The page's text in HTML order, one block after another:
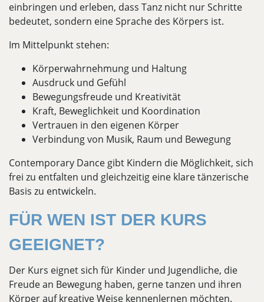
einbringen und erleben, dass Tanz nicht nur Schritte
bedeutet, sondern eine Sprache des Körpers ist.
Im Mittelpunkt stehen:
Körperwahrnehmung und Haltung
Ausdruck und Gefühl
Bewegungsfreude und Kreativität
Kraft, Beweglichkeit und Koordination
Vertrauen in den eigenen Körper
Verbindung von Musik, Raum und Bewegung
Contemporary Dance gibt Kindern die Möglichkeit, sich
frei zu entfalten und gleichzeitig eine klare tänzerische
Basis zu entwickeln.
FÜR WEN IST DER KURS
GEEIGNET?
Der Kurs eignet sich für Kinder und Jugendliche, die
Freude an Bewegung haben, gerne tanzen und ihren
Körper auf kreative Weise kennenlernen möchten.